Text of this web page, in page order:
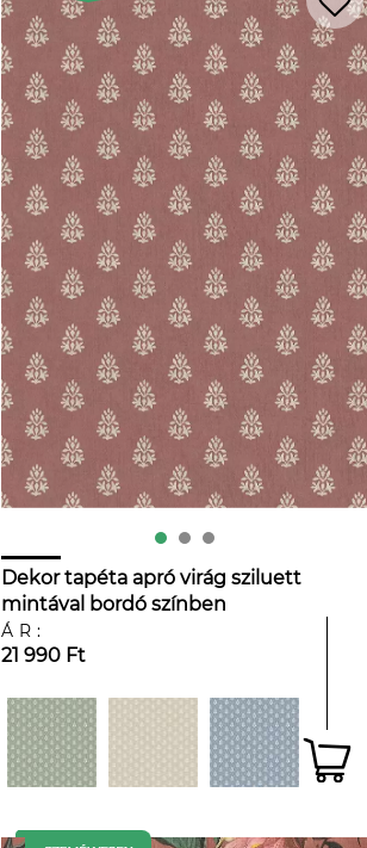
Dekor tapéta apró virág sziluett
mintával bordó színben
ÁR:
21 990 Ft